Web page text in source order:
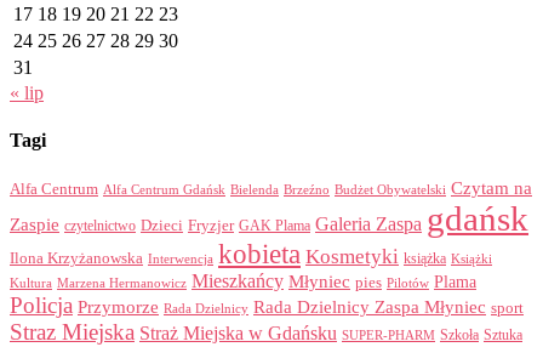
17 18 19 20 21 22 23
24 25 26 27 28 29 30
31
« lip
Tagi
Alfa Centrum Alfa Centrum Gdańsk Bielenda Brzeźno Budżet Obywatelski Czytam na
Zaspie czytelnictwo Dzieci Fryzjer GAK Plama Galeria Zaspa gdańsk
Ilona Krzyżanowska Interwencja kobieta Kosmetyki książka Książki
Kultura Marzena Hermanowicz Mieszkańcy Młyniec pies Pilotów Plama
Policja Przymorze Rada Dzielnicy Rada Dzielnicy Zaspa Młyniec sport
Straz Miejska Straż Miejska w Gdańsku SUPER-PHARM Szkoła Sztuka